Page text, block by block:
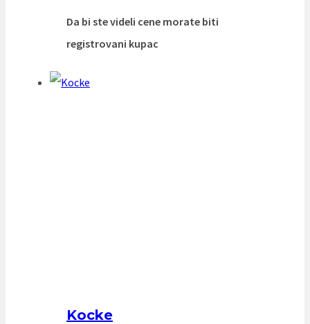
Da bi ste videli cene morate biti
registrovani kupac
Kocke